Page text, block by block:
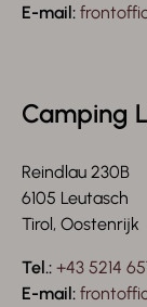
E-mail:
Camping
Reindlau 230B
6105 Leutasch
Tirol, Oostenrijk
Tel.: +43 5214
E-mail: